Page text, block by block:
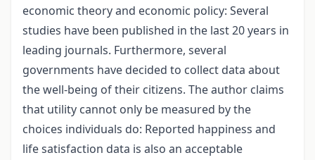
economic theory and economic policy: Several
studies have been published in the last 20 years in
leading journals. Furthermore, several
governments have decided to collect data about
the well-being of their citizens. The author claims
that utility cannot only be measured by the
choices individuals do: Reported happiness and
life satisfaction data is also an acceptable